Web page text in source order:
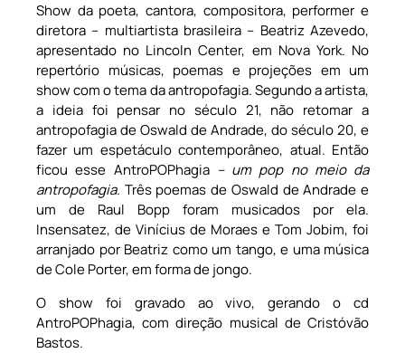
Show da poeta, cantora, compositora, performer e
diretora – multiartista brasileira – Beatriz Azevedo,
apresentado no Lincoln Center, em Nova York. No
repertório músicas, poemas e projeções em um
show com o tema da antropofagia. Segundo a artista,
a ideia foi pensar no século 21, não retomar a
antropofagia de Oswald de Andrade, do século 20, e
fazer um espetáculo contemporâneo, atual. Então
ficou esse AntroPOPhagia– um pop no meio da
antropofagia. Três poemas de Oswald de Andrade e
um de Raul Bopp foram musicados por ela.
Insensatez, de Vinícius de Moraes e Tom Jobim, foi
arranjado por Beatriz como um tango, e uma música
de Cole Porter, em forma de jongo.
O show foi gravado ao vivo, gerando o cd
AntroPOPhagia, com direção musical de Cristóvão
Bastos.